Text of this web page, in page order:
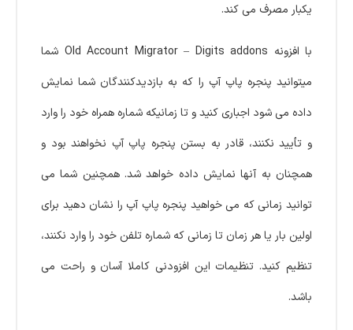
یکبار مصرف می کند.
با افزونه Old Account Migrator – Digits addons شما
میتوانید پنجره پاپ آپ را که به بازدیدکنندگان شما نمایش
داده می شود اجباری کنید و تا زمانیکه شماره همراه خود را وارد
و تأیید نکنند، قادر به بستن پنجره پاپ آپ نخواهند بود و
همچنان به آنها نمایش داده خواهد شد. همچنین شما می
توانید زمانی که می خواهید پنجره پاپ آپ را نشان دهید برای
اولین بار یا هر زمان تا زمانی که شماره تلفن خود را وارد نکنند،
تنظیم کنید. تنظیمات این افزودنی کاملا آسان و راحت می
باشد.